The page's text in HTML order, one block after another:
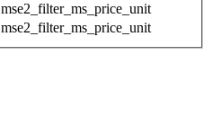
mse2_filter_ms_price_unit
mse2_filter_ms_price_unit